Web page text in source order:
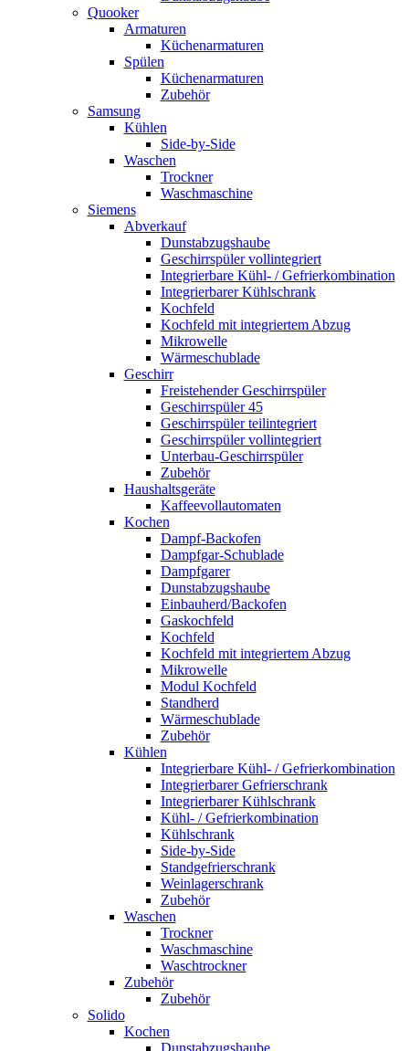
Quooker
Armaturen
Küchenarmaturen
Spülen
Küchenarmaturen
Zubehör
Samsung
Kühlen
Side-by-Side
Waschen
Trockner
Waschmaschine
Siemens
Abverkauf
Dunstabzugshaube
Geschirrspüler vollintegriert
Integrierbare Kühl- / Gefrierkombination
Integrierbarer Kühlschrank
Kochfeld
Kochfeld mit integriertem Abzug
Mikrowelle
Wärmeschublade
Geschirr
Freistehender Geschirrspüler
Geschirrspüler 45
Geschirrspüler teilintegriert
Geschirrspüler vollintegriert
Unterbau-Geschirrspüler
Zubehör
Haushaltsgeräte
Kaffeevollautomaten
Kochen
Dampf-Backofen
Dampfgar-Schublade
Dampfgarer
Dunstabzugshaube
Einbauherd/Backofen
Gaskochfeld
Kochfeld
Kochfeld mit integriertem Abzug
Mikrowelle
Modul Kochfeld
Standherd
Wärmeschublade
Zubehör
Kühlen
Integrierbare Kühl- / Gefrierkombination
Integrierbarer Gefrierschrank
Integrierbarer Kühlschrank
Kühl- / Gefrierkombination
Kühlschrank
Side-by-Side
Standgefrierschrank
Weinlagerschrank
Zubehör
Waschen
Trockner
Waschmaschine
Waschtrockner
Zubehör
Zubehör
Solido
Kochen
Dunstabzugshaube